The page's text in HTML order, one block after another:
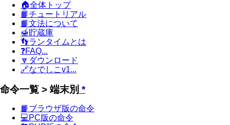
🏠全体トップ
📙チュートリアル
📙文法について
🍯貯蔵庫
👣ランタイムとは
❓FAQ...
🔽ダウンロード
🔗なでしこv1...
命令一覧 > 端末別 *
📙ブラウザ版の命令
💻PC版の命令